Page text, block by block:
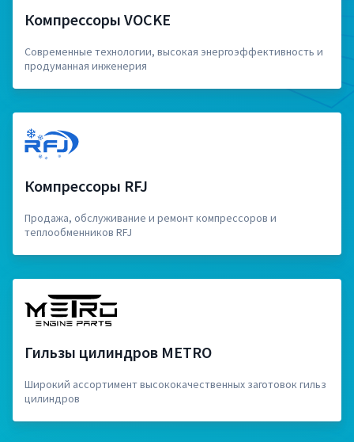
Компрессоры VOCKE
Современные технологии, высокая энергоэффективность и
продуманная инженерия
Компрессоры RFJ
Продажа, обслуживание и ремонт компрессоров и
теплообменников RFJ
Гильзы цилиндров METRO
Широкий ассортимент высококачественных заготовок гильз
цилиндров